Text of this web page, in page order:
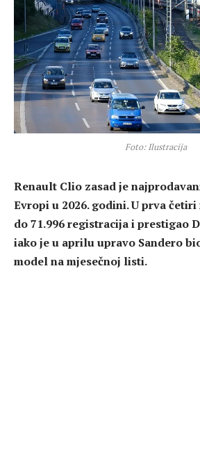
Foto: Ilustracija
Renault Clio zasad je
Evropi u 2026. godini. U prva
do 71.996 registracija i prestigao
iako je u aprilu upravo Sandero
model na mjesečnoj listi.